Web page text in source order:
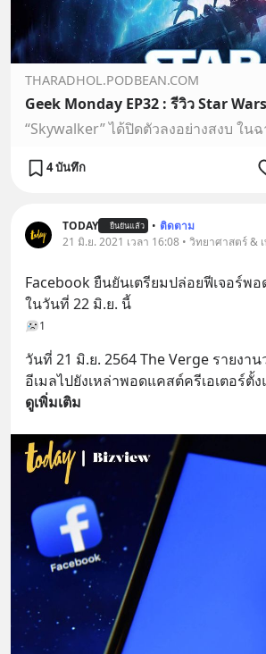
THARADHOL.PODBEAN.COM
4 บันทึก
TODAY ยืนยันแล้ว • ติดตาม
21 มิ.ย. 2021 เวลา 16:08 • วิทยาศาสตร์ &
Facebook ยืนยันเตรียมปล่อยฟีเจอร์พ
ในวันที่ 22 มิ.ย. นี้
1
วันที่ 21 มิ.ย. 2564 The Verge รายงา
อีเมลไปยังเหล่าพอดแคสต์ครีเอเตอร์ตั้
ดูเพิ่มเติม